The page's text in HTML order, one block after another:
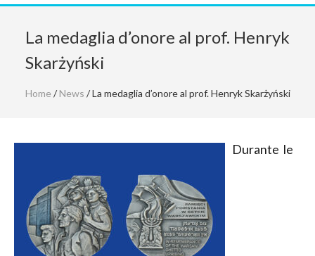
La medaglia d’onore al prof. Henryk
Skarżyński
Home / News / La medaglia d’onore al prof. Henryk Skarżyński
Durante le